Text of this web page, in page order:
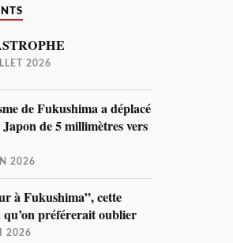
2026
de Fukushima a déplacé
de 5 millimètres vers
2026
à Fukushima”, cette
qu’on préférerait oublier
2026